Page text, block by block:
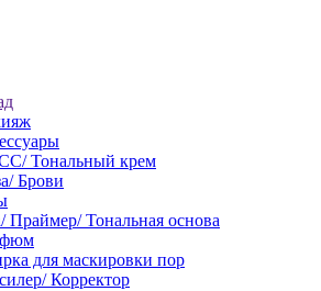
Тональный крем
Брови
Праймер/ Тональная основа
для маскировки пор
Корректор